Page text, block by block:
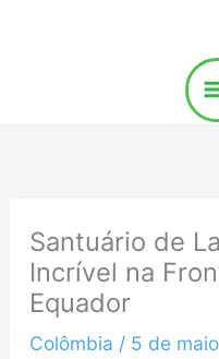
Santuário de
Incrível na
Equador
Colômbia / 5 de